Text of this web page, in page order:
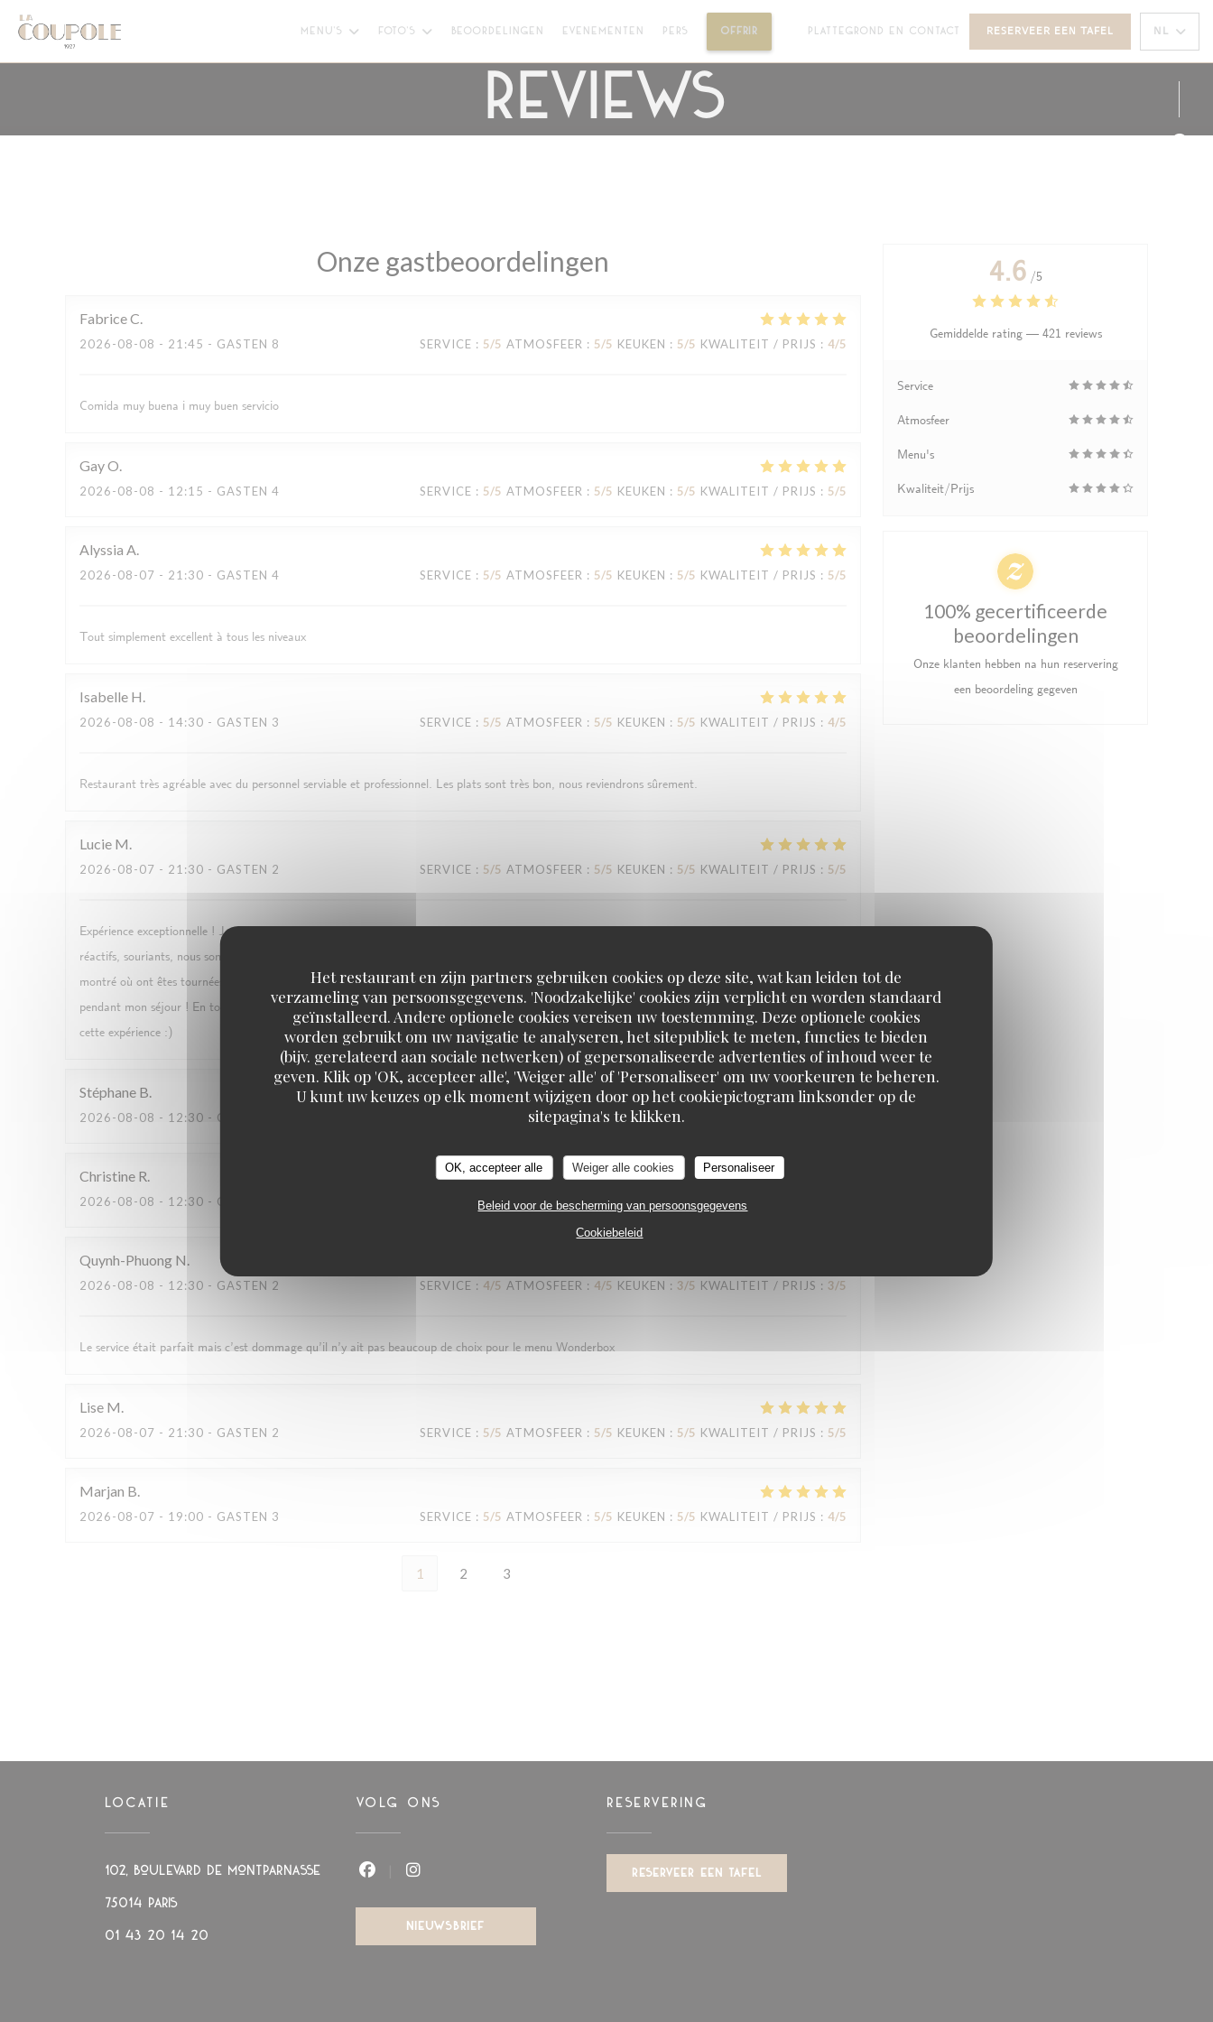
Cookies beheer paneel
Het restaurant en zijn partners gebruiken cookies op deze site, wat kan leiden tot de
verzameling van persoonsgegevens. 'Noodzakelijke' cookies zijn verplicht en worden standaard
geïnstalleerd. Andere optionele cookies vereisen uw toestemming. Deze optionele cookies
worden gebruikt om uw navigatie te analyseren, het sitepubliek te meten, functies te bieden
(bijv. gerelateerd aan sociale netwerken) of gepersonaliseerde advertenties of inhoud weer te
geven. Klik op 'OK, accepteer alle', 'Weiger alle' of 'Personaliseer' om uw voorkeuren te beheren.
U kunt uw keuzes op elk moment wijzigen door op het cookiepictogram linksonder op de
sitepagina's te klikken.
OK, accepteer alle Weiger alle cookies Personaliseer
Beleid voor de bescherming van persoonsgegevens
Cookiebeleid
MENU'S FOTO'S BEOORDELINGEN EVENEMENTEN PERS OFFRIR ((OPENT IN EEN NIEUW VENSTER))
PLATTEGROND EN CONTACT RESERVEER EEN TAFEL NL
Reviews
Onze gastbeoordelingen
FabriceC
2026-08-08 - 21:45 - GASTEN 8 SERVICE : 5/5 ATMOSFEER : 5/5 KEUKEN : 5/5 KWALITEIT / PRIJS : 4/5
Comida muy buena i muy buen servicio
GayO
2026-08-08 - 12:15 - GASTEN 4 SERVICE : 5/5 ATMOSFEER : 5/5 KEUKEN : 5/5 KWALITEIT / PRIJS : 5/5
Alyssia A
2026-08-07 - 21:30 - GASTEN 4 SERVICE : 5/5 ATMOSFEER : 5/5 KEUKEN : 5/5 KWALITEIT / PRIJS : 5/5
Tout simplement excellent à tous les niveaux
Isabelle H
2026-08-08 - 14:30 - GASTEN 3 SERVICE : 5/5 ATMOSFEER : 5/5 KEUKEN : 5/5 KWALITEIT / PRIJS : 4/5
Restaurant très agréable avec du personnel serviable et professionnel. Les plats sont très bon, nous reviendrons sûrement.
Lucie M
2026-08-07 - 21:30 - GASTEN 2 SERVICE : 5/5 ATMOSFEER : 5/5 KEUKEN : 5/5 KWALITEIT / PRIJS : 5/5
Expérience exceptionnelle ! Je suis allée à la coupole avec ma mère pour la première fois, le service a été incroyable, les serveurs au petit soin, très
réactifs, souriants, nous sommes venu grâce à notre film préféré La Boum, dont certaines séquences sont tournées à la coupole, et le personnel nous a
montré où ont êtes tournées les scènes, et raconté des anecdotes sur le lieu. Les plats étaient excellents, les deserts aussi, j’ai envie d’y retourner
pendant mon séjour ! En tout cas, ça restera un super souvenir de week end entre mère et filles grâce au service vraiment exceptionnel ! Merci pour
cette expérience :)
Stéphane B
2026-08-08 - 12:30 - GASTEN 3 ATMOSFEER: 5/5 KEUKEN: 5
Christine R
2026-08-08 - 12:30 - GASTEN 4 : 3/5 ATMOSFEER: 3/5 KEUKEN: 5/5 KWALITEIT / PRIJS
Quynh-Phuong N
2026-08-08 - 12:30 - GASTEN 2 SERVICE : 4/5 ATMOSFEER : 4/5 KEUKEN : 3/5 KWALITEIT / PRIJS : 3/5
Le service était parfait mais c’est dommage qu’il n’y ait pas beaucoup de choix pour le menu Wonderbox
Lise M
2026-08-07 - 21:30 - GASTEN 2 SERVICE : 5/5 ATMOSFEER : 5/5 KEUKEN : 5/5 KWALITEIT / PRIJS : 5/5
Marjan B
2026-08-07 - 19:00 - GASTEN 3 SERVICE : 5/5 ATMOSFEER : 5/5 KEUKEN : 5/5 KWALITEIT / PRIJS : 4/5
1 2 3
4.6 /5
Gemiddelde rating — 421 reviews
Service
Atmosfeer
Menu's
Kwaliteit/Prijs
100% gecertificeerde
beoordelingen
Onze klanten hebben na hun reservering
een beoordeling gegeven
LOCATIE
102, boulevard de Montparnasse
75014 PARIS((opent in een nieuw venster))
01 43 20 14 20
VOLG ONS
NIEUWSBRIEF
RESERVERING
RESERVEER EEN TAFEL